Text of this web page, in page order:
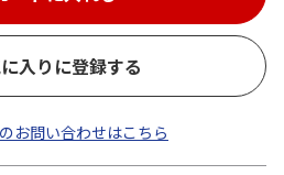
入りに登録する
お問い合わせはこちら